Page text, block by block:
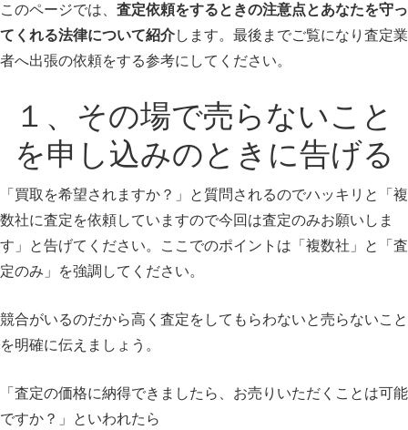
このページでは、 査定依頼をするときの注意点とあなたを守っ
てくれる法律について紹介します。最後までご覧になり査定業
者へ出張の依頼をする参考にしてください。
１、その場で売らないこと
を申し込みのときに告げる
「買取を希望されますか？」と質問されるのでハッキリと「複
数社に査定を依頼していますので今回は査定のみお願いしま
す」と告げてください。ここでのポイントは「複数社」と「査
定のみ」を強調してください。
競合がいるのだから高く査定をしてもらわないと売らないこと
を明確に伝えましょう。
「査定の価格に納得できましたら、お売りいただくことは可能
ですか？」といわれたら